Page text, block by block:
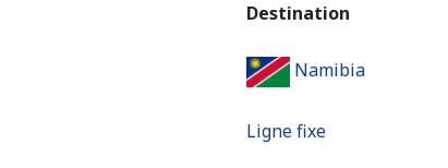
Destination
Namibia
Ligne fixe